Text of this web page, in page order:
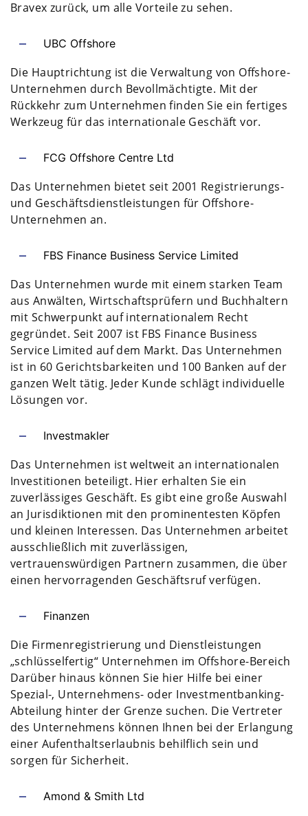
Bravex zurück, um alle Vorteile zu sehen.
UBC Offshore
Die Hauptrichtung ist die Verwaltung von Offshore-
Unternehmen durch Bevollmächtigte. Mit der
Rückkehr zum Unternehmen finden Sie ein fertiges
Werkzeug für das internationale Geschäft vor.
FCG Offshore Centre Ltd
Das Unternehmen bietet seit 2001 Registrierungs-
und Geschäftsdienstleistungen für Offshore-
Unternehmen an.
FBS Finance Business Service Limited
Das Unternehmen wurde mit einem starken Team
aus Anwälten, Wirtschaftsprüfern und Buchhaltern
mit Schwerpunkt auf internationalem Recht
gegründet. Seit 2007 ist FBS Finance Business
Service Limited auf dem Markt. Das Unternehmen
ist in 60 Gerichtsbarkeiten und 100 Banken auf der
ganzen Welt tätig. Jeder Kunde schlägt individuelle
Lösungen vor.
Investmakler
Das Unternehmen ist weltweit an internationalen
Investitionen beteiligt. Hier erhalten Sie ein
zuverlässiges Geschäft. Es gibt eine große Auswahl
an Jurisdiktionen mit den prominentesten Köpfen
und kleinen Interessen. Das Unternehmen arbeitet
ausschließlich mit zuverlässigen,
vertrauenswürdigen Partnern zusammen, die über
einen hervorragenden Geschäftsruf verfügen.
Finanzen
Die Firmenregistrierung und Dienstleistungen
„schlüsselfertig“ Unternehmen im Offshore-Bereich
Darüber hinaus können Sie hier Hilfe bei einer
Spezial-, Unternehmens- oder Investmentbanking-
Abteilung hinter der Grenze suchen. Die Vertreter
des Unternehmens können Ihnen bei der Erlangung
einer Aufenthaltserlaubnis behilflich sein und
sorgen für Sicherheit.
Amond & Smith Ltd